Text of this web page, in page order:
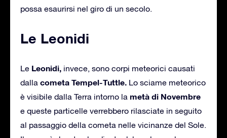
possa esaurirsi nel giro di un secolo.
Le Leonidi
Le Leonidi, invece, sono corpi meteorici causati
dalla cometa Tempel-Tuttle. Lo sciame meteorico
è visibile dalla Terra intorno la metà di Novembre
e queste particelle verrebbero rilasciate in seguito
al passaggio della cometa nelle vicinanze del Sole.